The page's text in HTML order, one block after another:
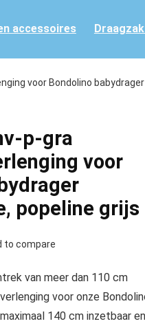
accessoires
voor Bondolino babydrager
p-gra
voor
popeline grijs
to compare
van meer dan 110 cm
voor onze
140 cm inzetbaar en